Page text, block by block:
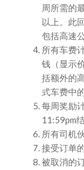
周所需的
以上。此
包括高速
所有车费
钱（显示
括额外的
式车费中
每周奖励
11:59pm结
所有司机
接受订单
被取消的